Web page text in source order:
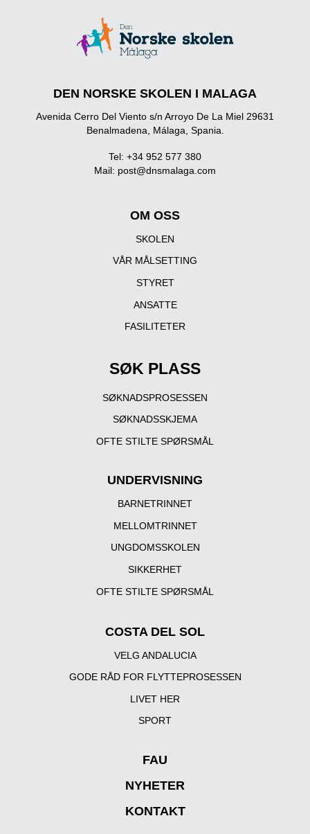
DEN NORSKE SKOLEN I MALAGA
Avenida Cerro Del Viento s/n Arroyo De La Miel 29631
Benalmadena, Málaga, Spania.
Tel: +34 952 577 380
Mail: post@dnsmalaga.com
OM OSS
SKOLEN
VÅR MÅLSETTING
STYRET
ANSATTE
FASILITETER
SØK PLASS
SØKNADSPROSESSEN
SØKNADSSKJEMA
OFTE STILTE SPØRSMÅL
UNDERVISNING
BARNETRINNET
MELLOMTRINNET
UNGDOMSSKOLEN
SIKKERHET
OFTE STILTE SPØRSMÅL
COSTA DEL SOL
VELG ANDALUCIA
GODE RÅD FOR FLYTTEPROSESSEN
LIVET HER
SPORT
FAU
NYHETER
KONTAKT